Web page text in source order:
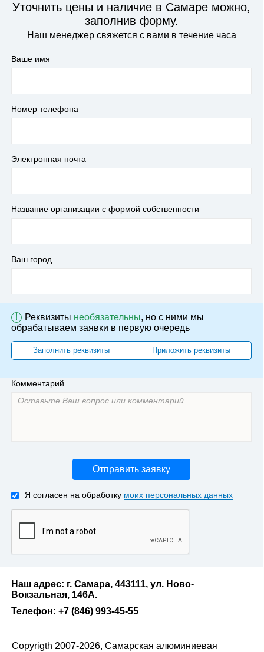
Уточнить цены и наличие в Самаре можно,
заполнив форму.
Наш менеджер свяжется с вами в течение часа
Ваше имя
Номер телефона
Электронная почта
Название организации с формой собственности
Ваш город
! Реквизиты необязательны, но с ними мы
обрабатываем заявки в первую очередь
Заполнить реквизиты Приложить реквизиты
Комментарий
Отправить заявку
Я согласен на обработку моих персональных данных
Наш адрес: г. Самара, 443111, ул. Ново-
Вокзальная, 146А.
Телефон: +7 (846) 993-45-55
Copyrigth 2007-2026, Самарская алюминиевая